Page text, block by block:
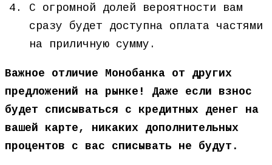
С огромной долей вероятности вам
сразу будет доступна оплата частями
на приличную сумму.
Важное отличие Монобанка от других
предложений на рынке! Даже если взнос
будет списываться с кредитных денег на
вашей карте, никаких дополнительных
процентов с вас списывать не будут.